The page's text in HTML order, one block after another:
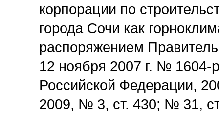
корпорации по
города Сочи как
распоряжением
12 ноября 2007 г. № 1604-
Российской Федерации,
2009, № 3, ст. 430; № 31,